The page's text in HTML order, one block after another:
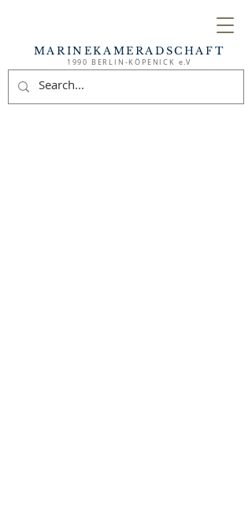
MARINEKAMERADSCHAFT
1990 BERLIN-KÖPENICK e.V